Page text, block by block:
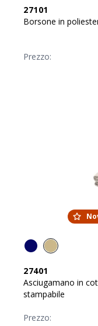
27101
Borsone in
Prezzo:
27401
Asciugamano in
stampabile
Prezzo: